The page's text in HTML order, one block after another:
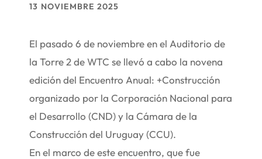
13 NOVIEMBRE 2025
El pasado 6 de noviembre en el Auditorio de
la Torre 2 de WTC se llevó a cabo la novena
edición del Encuentro Anual: +Construcción
organizado por la Corporación Nacional para
el Desarrollo (CND) y la Cámara de la
Construcción del Uruguay (CCU).
En el marco de este encuentro, que fue